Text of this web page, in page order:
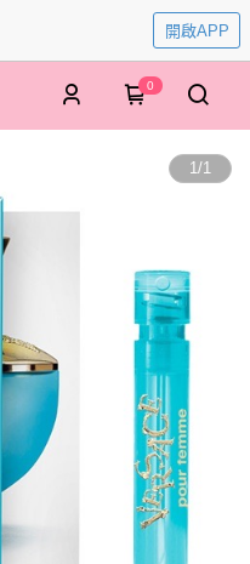
開啟APP
0
1/1